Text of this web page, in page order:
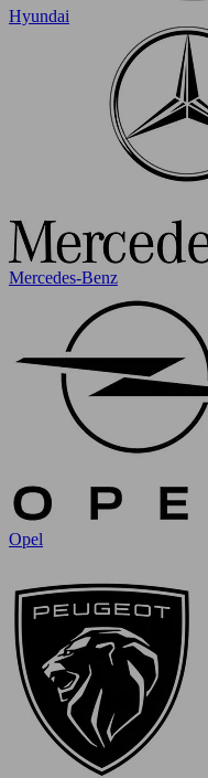
Hyundai
Mercedes-Benz
Opel